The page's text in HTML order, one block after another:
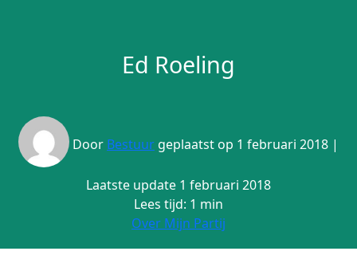
Ed Roeling
Door Bestuur geplaatst op 1 februari 2018 |
Laatste update 1 februari 2018
Lees tijd: 1 min
Over Mijn Partij